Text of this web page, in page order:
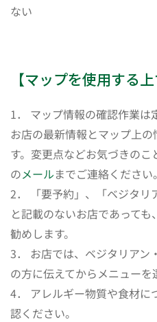
ない
【マップを使用する上
1． マップ情報の確認作業は
お店の最新情報とマップ上
す。変更点などお気づきの
のメールまでご連絡ください。
2． 「要予約」、「ベジタリ
と記載のないお店であって
勧めします。
3． お店では、ベジタリアン
の方に伝えてからメニューを
4． アレルギー物質や食材
認ください。